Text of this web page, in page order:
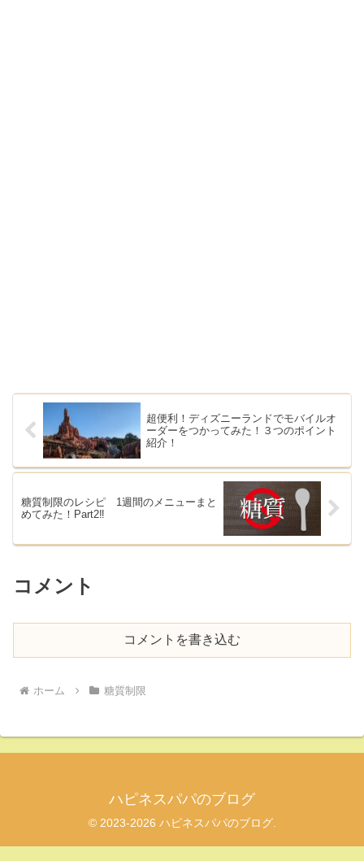
超便利！ディズニーランドでモバイルオ
ーダーをつかってみた！３つのポイント
紹介！
糖質制限のレシピ 1週間のメニューまと
めてみた！Part2‼
コメント
コメントを書き込む
ホーム 糖質制限
ハピネスパパのブログ
© 2023-2026 ハピネスパパのブログ.